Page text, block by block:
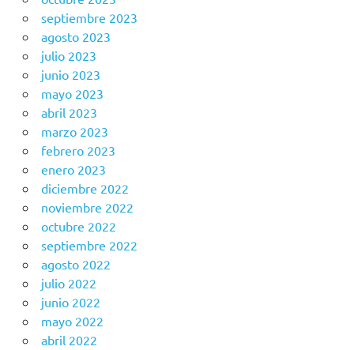
septiembre 2023
agosto 2023
julio 2023
junio 2023
mayo 2023
abril 2023
marzo 2023
febrero 2023
enero 2023
diciembre 2022
noviembre 2022
octubre 2022
septiembre 2022
agosto 2022
julio 2022
junio 2022
mayo 2022
abril 2022